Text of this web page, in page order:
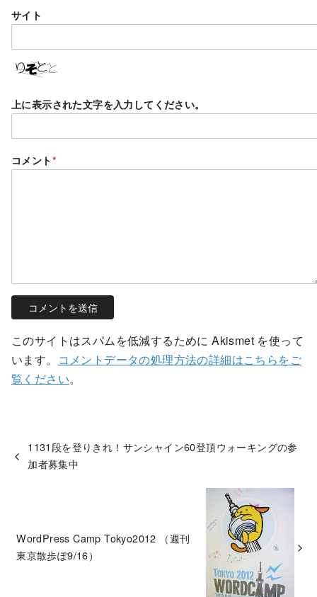
サイト
上に表示された文字を入力してください。
コメント*
このサイトはスパムを低減するために Akismet を使って
います。
コメントデータの処理方法の詳細はこちらをご
覧ください。
1131段を登りきれ！サンシャイン60登頂ウォーキングの参
加者募集中
WordPress Camp Tokyo2012 （週刊
東京散歩ぽ9/16）